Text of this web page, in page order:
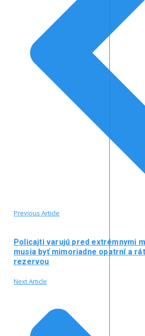
Previous Article
Policajti varujú pred extrémnymi
musia byť mimoriadne opatrní a
rezervou
Next Article